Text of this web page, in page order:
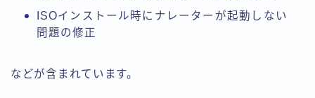
ISOインストール時にナレーターが起動しない
問題の修正
などが含まれています。